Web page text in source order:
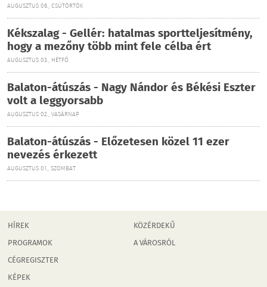
AUGUSZTUS 06., CSÜTÖRTÖK
Kékszalag - Gellér: hatalmas sportteljesítmény,
hogy a mezőny több mint fele célba ért
AUGUSZTUS 03., HÉTFŐ
Balaton-átúszás - Nagy Nándor és Békési Eszter
volt a leggyorsabb
AUGUSZTUS 02., VASÁRNAP
Balaton-átúszás - Előzetesen közel 11 ezer
nevezés érkezett
AUGUSZTUS 01., SZOMBAT
HÍREK
PROGRAMOK
CÉGREGISZTER
KÉPEK
KÖZÉRDEKŰ
A VÁROSRÓL